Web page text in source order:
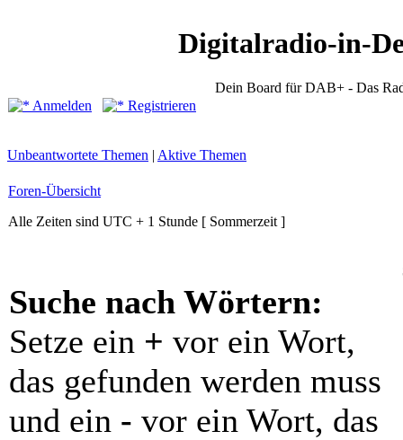
Digitalradio-in-
Dein Board für DAB+ - Das
Anmelden
Registrieren
Unbeantwortete Themen | Aktive Themen
Foren-Übersicht
Alle Zeiten sind UTC + 1 Stunde [ Sommerzeit ]
Suche nach Wörtern:
Setze ein + vor ein Wort,
das gefunden werden muss
und ein - vor ein Wort, das